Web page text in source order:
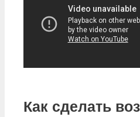
Как сделать